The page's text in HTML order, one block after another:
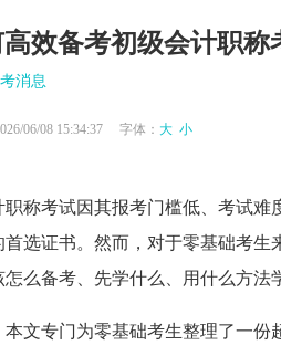
效备考初级会计职称
消息
06/08 15:34:37 字体： 大 小
职称考试因其报考门槛低、考试难
首选证书。然而，对于零基础考
么备考、先学什么、用什么方法
本文专门为零基础考生整理了一